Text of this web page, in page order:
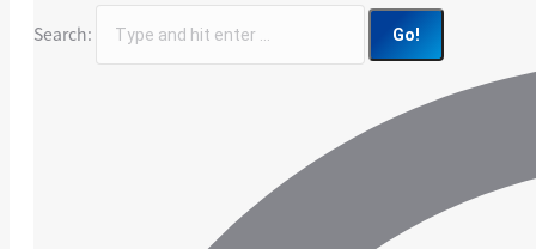
Search: